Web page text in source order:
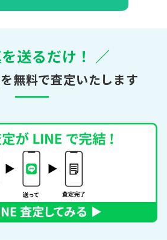
送るだけ！ ／
無料で査定いたします